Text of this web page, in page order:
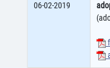
06-02-2019